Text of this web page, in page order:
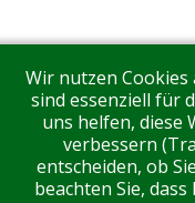
Wir nutzen
sind essenziell für
uns helfen, diese
verbessern
entscheiden, ob
beachten Sie,